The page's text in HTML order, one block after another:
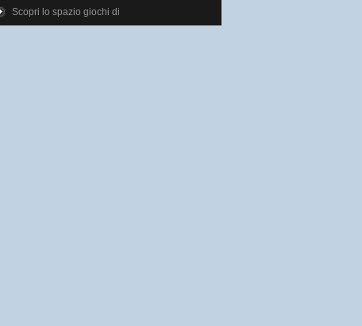
Scopri lo spazio giochi di